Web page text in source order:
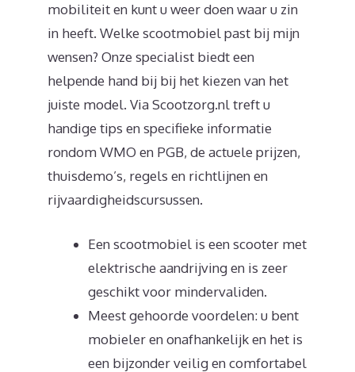
mobiliteit en kunt u weer doen waar u zin
in heeft. Welke scootmobiel past bij mijn
wensen? Onze specialist biedt een
helpende hand bij bij het kiezen van het
juiste model. Via Scootzorg.nl treft u
handige tips en specifieke informatie
rondom WMO en PGB, de actuele prijzen,
thuisdemo’s, regels en richtlijnen en
rijvaardigheidscursussen.
Een scootmobiel is een scooter met
elektrische aandrijving en is zeer
geschikt voor mindervaliden.
Meest gehoorde voordelen: u bent
mobieler en onafhankelijk en het is
een bijzonder veilig en comfortabel